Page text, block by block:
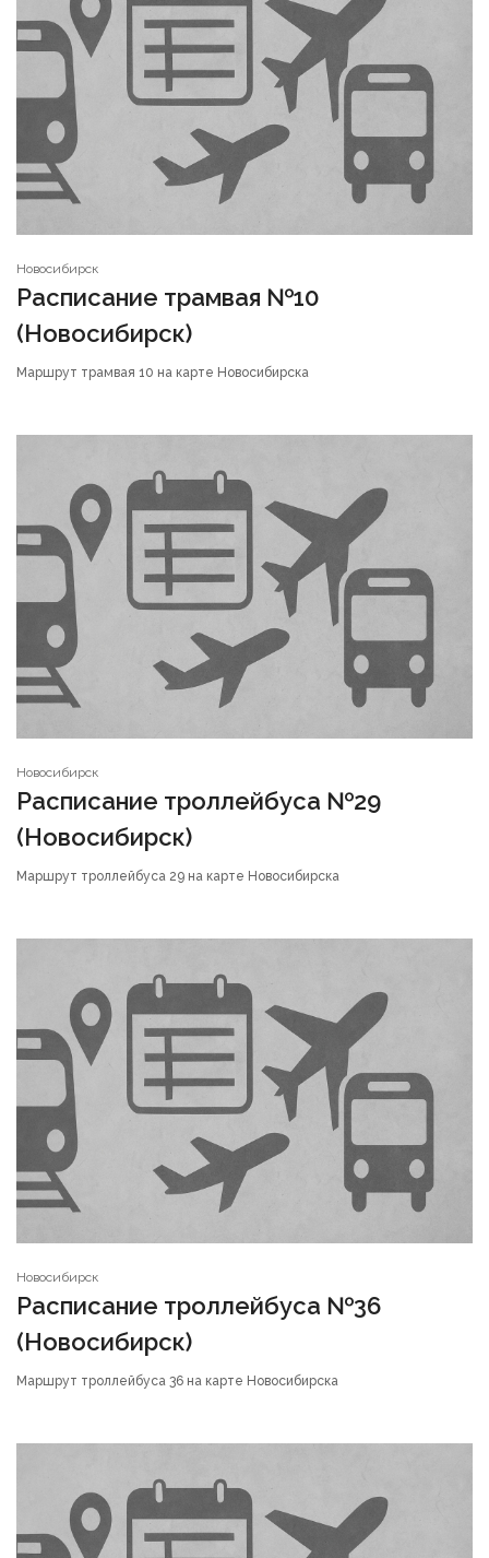
Новосибирск
Расписание трамвая №10
(Новосибирск)
Маршрут трамвая 10 на карте Новосибирска
Новосибирск
Расписание троллейбуса №29
(Новосибирск)
Маршрут троллейбуса 29 на карте Новосибирска
Новосибирск
Расписание троллейбуса №36
(Новосибирск)
Маршрут троллейбуса 36 на карте Новосибирска